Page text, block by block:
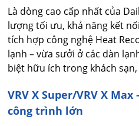
Là dòng cao cấp nhất của
lượng tối ưu, khả năng kết
tích hợp công nghệ Heat
lạnh – vừa sưởi ở các dàn
biệt hữu ích trong khách
VRV X Super/VRV X
công trình lớn